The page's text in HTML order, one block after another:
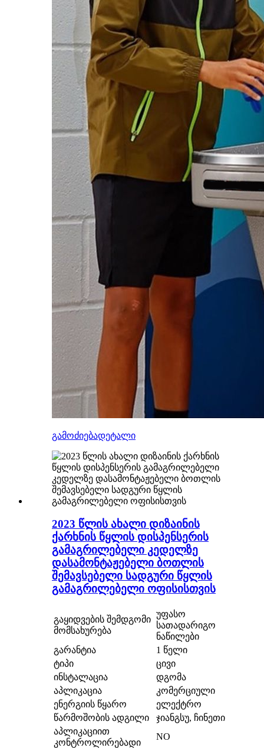
გამოძიებადეტალი
2023 წლის ახალი დიზაინის
ქარხნის წყლის დისპენსერის
გამაგრილებელი კედელზე
დასამონტაჟებელი ბოთლის
შემავსებელი სადგური წყლის
გამაგრილებელი ოფისისთვის
გაყიდვების შემდგომი
მომსახურება
უფასო
სათადარიგო
ნაწილები
გარანტია
1 წელი
ტიპი
ცივი
ინსტალაცია
დგომა
აპლიკაცია
კომერციული
ენერგიის წყარო
ელექტრო
წარმოშობის ადგილი
ჯიანგსუ, ჩინეთი
აპლიკაციით
კონტროლირებადი
NO